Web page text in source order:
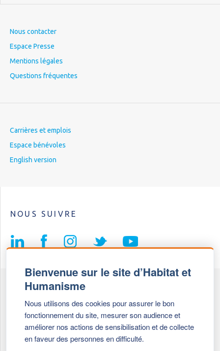
Bienvenue sur le site d’Habitat et
Humanisme
Nous utilisons des cookies pour assurer le bon
fonctionnement du site, mesurer son audience et
améliorer nos actions de sensibilisation et de collecte
en faveur des personnes en difficulté.
Nous contacter
Espace Presse
Mentions légales
Questions fréquentes
Carrières et emplois
Espace bénévoles
English version
NOUS SUIVRE
69647 Caluire et Cuire cedex
+ 33 (0)4 72 27 42 58